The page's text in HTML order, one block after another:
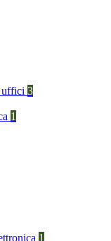
uffici 3
1
1